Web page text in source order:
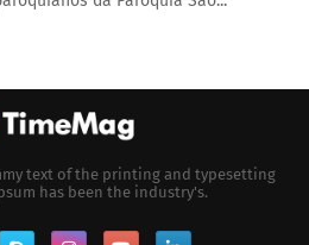
text of the printing and typesetting
has been the industry's.